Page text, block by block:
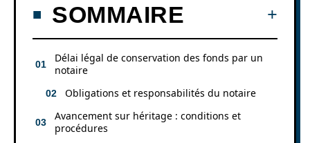
SOMMAIRE
Délai légal de conservation des fonds par un
notaire
Obligations et responsabilités du notaire
Avancement sur héritage : conditions et
procédures